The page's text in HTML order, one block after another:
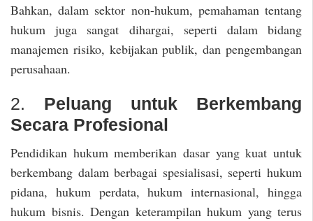
Bahkan, dalam sektor non-hukum, pemahaman tentang
hukum juga sangat dihargai, seperti dalam bidang
manajemen risiko, kebijakan publik, dan pengembangan
perusahaan.
2. Peluang untuk Berkembang
Secara Profesional
Pendidikan hukum memberikan dasar yang kuat untuk
berkembang dalam berbagai spesialisasi, seperti hukum
pidana, hukum perdata, hukum internasional, hingga
hukum bisnis. Dengan keterampilan hukum yang terus